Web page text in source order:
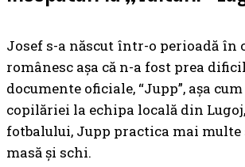
Josef s-a născut într-o perioadă în
românesc așa că n-a fost prea
documente oficiale, “Jupp”, așa
copilăriei la echipa locală din
fotbalului, Jupp practica mai
masă și schi.